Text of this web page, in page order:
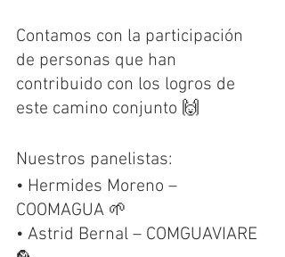
Contamos con la participación
de personas que han
contribuido con los logros de
este camino conjunto 🙌
Nuestros panelistas:
•⁠ ⁠Hermides Moreno –
COOMAGUA 🌱
•⁠ ⁠Astrid Bernal – COMGUAVIARE